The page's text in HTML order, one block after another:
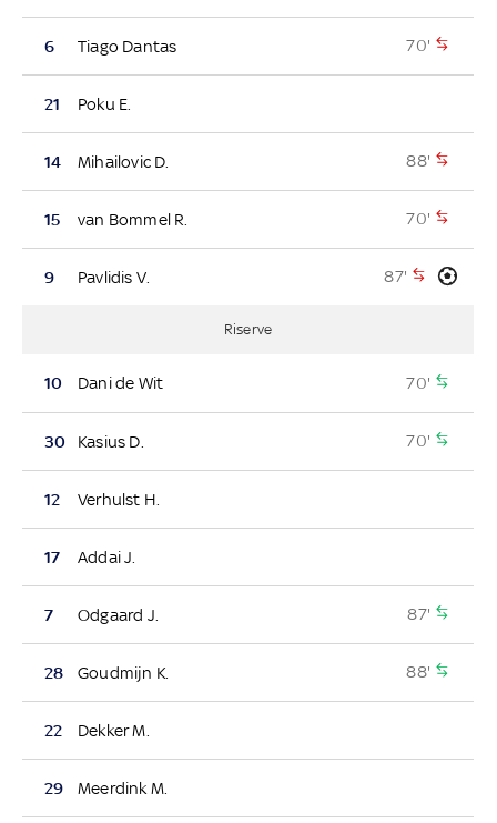
6 Tiago Dantas 70'
21 Poku E.
14 Mihailovic D. 88'
15 van Bommel R. 70'
9 Pavlidis V. 87'
Riserve
10 Dani de Wit 70'
30 Kasius D. 70'
12 Verhulst H.
17 Addai J.
7 Odgaard J. 87'
28 Goudmijn K. 88'
22 Dekker M.
29 Meerdink M.